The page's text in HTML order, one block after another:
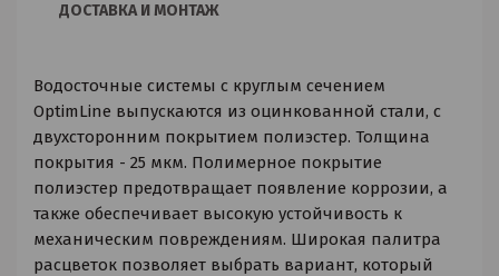
ДОСТАВКА И МОНТАЖ
Водосточные системы с круглым сечением
OptimLine выпускаются из оцинкованной стали, с
двухсторонним покрытием полиэстер. Толщина
покрытия - 25 мкм. Полимерное покрытие
полиэстер предотвращает появление коррозии, а
также обеспечивает высокую устойчивость к
механическим повреждениям. Широкая палитра
расцветок позволяет выбрать вариант, который